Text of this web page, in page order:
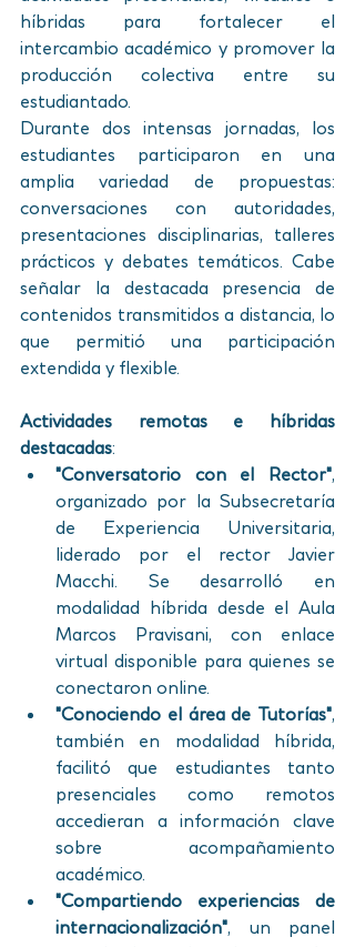
híbridas para fortalecer el
intercambio académico y promover la
producción colectiva entre su
estudiantado.
Durante dos intensas jornadas, los
estudiantes participaron en una
amplia variedad de propuestas:
conversaciones con autoridades,
presentaciones disciplinarias, talleres
prácticos y debates temáticos. Cabe
señalar la destacada presencia de
contenidos transmitidos a distancia, lo
que permitió una participación
extendida y flexible.
Actividades remotas e híbridas
destacadas:
"Conversatorio con el Rector",
organizado por la Subsecretaría
de Experiencia Universitaria,
liderado por el rector Javier
Macchi. Se desarrolló en
modalidad híbrida desde el Aula
Marcos Pravisani, con enlace
virtual disponible para quienes se
conectaron online.
"Conociendo el área de Tutorías",
también en modalidad híbrida,
facilitó que estudiantes tanto
presenciales como remotos
accedieran a información clave
sobre acompañamiento
académico.
"Compartiendo experiencias de
internacionalización", un panel